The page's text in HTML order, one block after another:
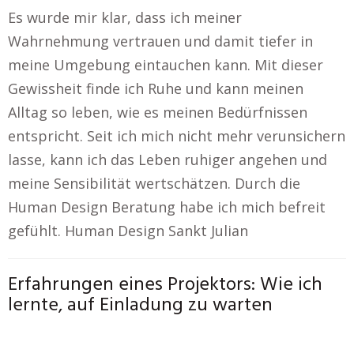
Es wurde mir klar, dass ich meiner
Wahrnehmung vertrauen und damit tiefer in
meine Umgebung eintauchen kann. Mit dieser
Gewissheit finde ich Ruhe und kann meinen
Alltag so leben, wie es meinen Bedürfnissen
entspricht. Seit ich mich nicht mehr verunsichern
lasse, kann ich das Leben ruhiger angehen und
meine Sensibilität wertschätzen. Durch die
Human Design Beratung habe ich mich befreit
gefühlt. Human Design Sankt Julian
Erfahrungen eines Projektors: Wie ich
lernte, auf Einladung zu warten